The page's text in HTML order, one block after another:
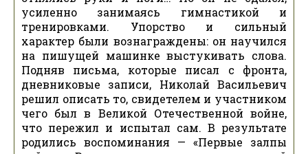
усиленно занимаясь гимнастикой и
тренировками. Упорство и сильный
характер были вознаграждены: он научился
на пишущей машинке выстукивать слова.
Подняв письма, которые писал с фронта,
дневниковые записи, Николай Васильевич
решил описать то, свидетелем и участником
чего был в Великой Отечественной войне,
что пережил и испытал сам. В результате
родились воспоминания — «Первые залпы